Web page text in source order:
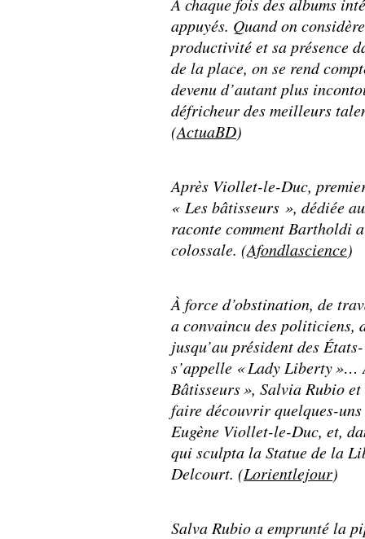
appuyés. Quand on
productivité et sa présence
de la place, on se rend
devenu d’autant plus
défricheur des meilleurs
(ActuaBD)
Après Viollet-le-Duc,
« Les bâtisseurs », dédiée
raconte comment Bartholdi
colossale. (Afondlascience)
À force d’obstination, de
a convaincu des politiciens,
jusqu’au président des
s’appelle « Lady Liberty
Bâtisseurs », Salvia Rubio
faire découvrir quelques-
Eugène Viollet-le-Duc, et,
qui sculpta la Statue de la
Delcourt. (Lorientlejour)
Salva Rubio a emprunté la